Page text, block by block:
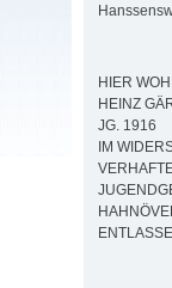
HIER
HEINZ
JG. 1916
IM